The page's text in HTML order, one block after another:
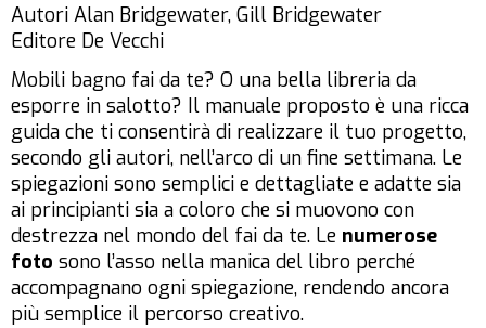
Autori Alan Bridgewater, Gill Bridgewater
Editore De Vecchi
Mobili bagno fai da te? O una bella libreria da
esporre in salotto? Il manuale proposto è una ricca
guida che ti consentirà di realizzare il tuo progetto,
secondo gli autori, nell’arco di un fine settimana. Le
spiegazioni sono semplici e dettagliate e adatte sia
ai principianti sia a coloro che si muovono con
destrezza nel mondo del fai da te. Le numerose
foto sono l’asso nella manica del libro perché
accompagnano ogni spiegazione, rendendo ancora
più semplice il percorso creativo.